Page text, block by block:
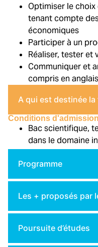
Optimiser le choix
tenant compte
économiques
Participer à un
Réaliser, tester et
Communiquer et
compris en
A qui est destinée
Conditions d'admission
Bac scientifique,
dans le domaine
Programme
Les + proposés par
Poursuite d’études